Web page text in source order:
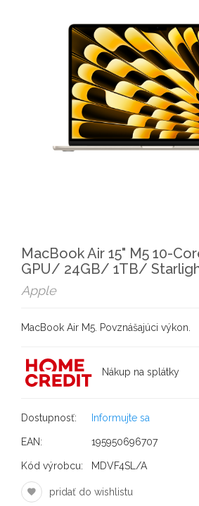
MacBook Air 15" M5 10-
GPU/ 24GB/ 1TB/
Apple
MacBook Air M5. Povznášajúci výkon.
Nákup na splátky
Dostupnosť: Informujte sa
EAN: 195950696707
Kód výrobcu: MDVF4SL/A
pridať do wishlistu